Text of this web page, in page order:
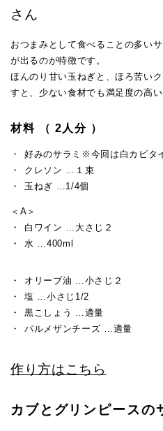
さん
おつまみとして食べることの多い
が出るのが特徴です。
ほんのり甘い玉ねぎと、ほろ苦い
すと、少ない食材でも満足度の高
材料 （ 2人分 ）
好みのサラミ※今回は白カビタ
クレソン …１束
玉ねぎ …1/4個
＜A＞
白ワイン …大さじ２
水 …400ml
オリーブ油 …小さじ２
塩 …小さじ1/2
黒こしょう …適量
パルメザンチーズ …適量
作り方はこちら
カブとグリンピースの